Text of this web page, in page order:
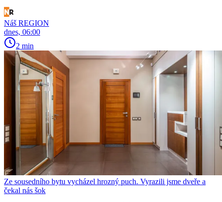
Náš REGION
dnes, 06:00
2 min
Ze sousedního bytu vycházel hrozný puch. Vyrazili jsme dveře a
čekal nás šok